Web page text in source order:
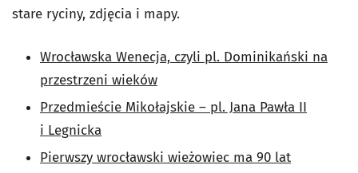
stare ryciny, zdjęcia i mapy.
Wrocławska Wenecja, czyli pl. Dominikański na
przestrzeni wieków
Przedmieście Mikołajskie – pl. Jana Pawła II
i Legnicka
Pierwszy wrocławski wieżowiec ma 90 lat